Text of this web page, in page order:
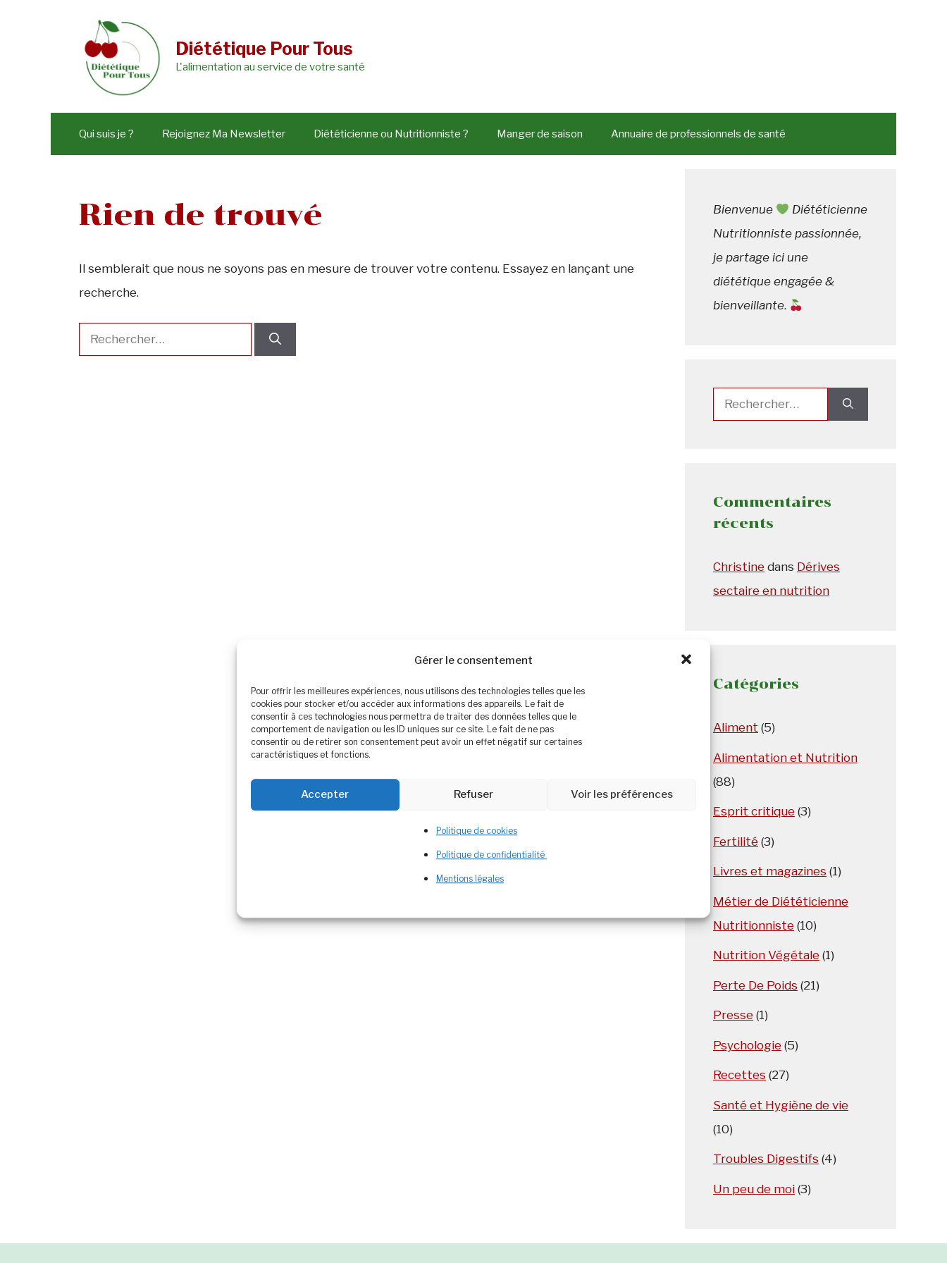
Gérer le consentement
Pour offrir les meilleures expériences, nous utilisons des technologies telles que les
cookies pour stocker et/ou accéder aux informations des appareils. Le fait de
consentir à ces technologies nous permettra de traiter des données telles que le
comportement de navigation ou les ID uniques sur ce site. Le fait de ne pas
consentir ou de retirer son consentement peut avoir un effet négatif sur certaines
caractéristiques et fonctions.
Accepter Refuser Voir les préférences
Politique de cookies
Politique de confidentialité
Mentions légales
Diététique Pour Tous
L'alimentation au service de votre santé
Qui suis je ? Rejoignez Ma Newsletter Diététicienne ou Nutritionniste ? Manger de saison Annuaire de professionnels de santé
Rien de trouvé
Il semblerait que nous ne soyons pas en mesure de trouver votre contenu. Essayez en lançant une
recherche.
Rechercher :
Bienvenue
Diététicienne
Nutritionniste passionnée,
je partage ici une
diététique engagée &
bienveillante.
Rechercher :
Commentaires
récents
Christine dans Dérives
sectaire en nutrition
Catégories
Aliment (5)
Alimentation et Nutrition
(88)
Esprit critique (3)
Fertilité (3)
Livres et magazines (1)
Métier de Diététicienne
Nutritionniste (10)
Nutrition Végétale (1)
Perte De Poids (21)
Presse (1)
Psychologie (5)
Recettes (27)
Santé et Hygiène de vie
(10)
Troubles Digestifs (4)
Un peu de moi (3)